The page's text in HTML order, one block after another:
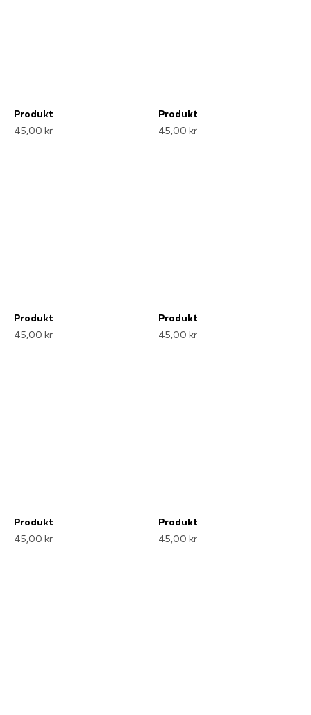
Produkt
45,00 kr
Produkt
45,00 kr
Produkt
45,00 kr
Produkt
45,00 kr
Produkt
45,00 kr
Produkt
45,00 kr